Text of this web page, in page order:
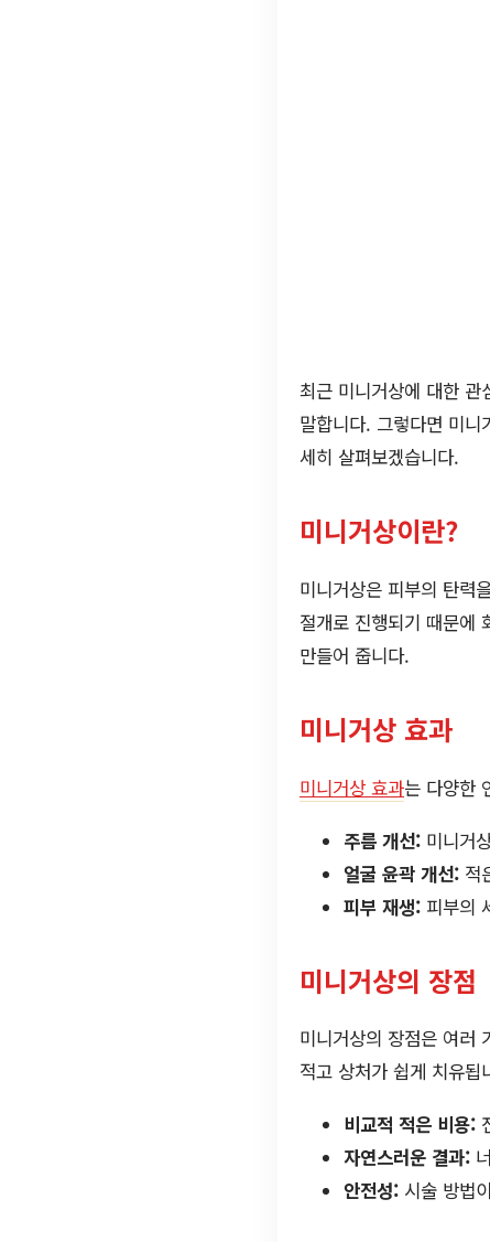
최근 미니거상에 대한
말합니다. 그렇다면 미
세히 살펴보겠습니다.
미니거상이란?
미니거상은 피부의 탄력
절개로 진행되기 때문에
만들어 줍니다.
미니거상 효과
미니거상 효과는 다양한
주름 개선: 미니거
얼굴 윤곽 개선: 적
피부 재생: 피부의
미니거상의 장점
미니거상의 장점은 여러
적고 상처가 쉽게 치유
비교적 적은 비용:
자연스러운 결과:
안전성: 시술 방법